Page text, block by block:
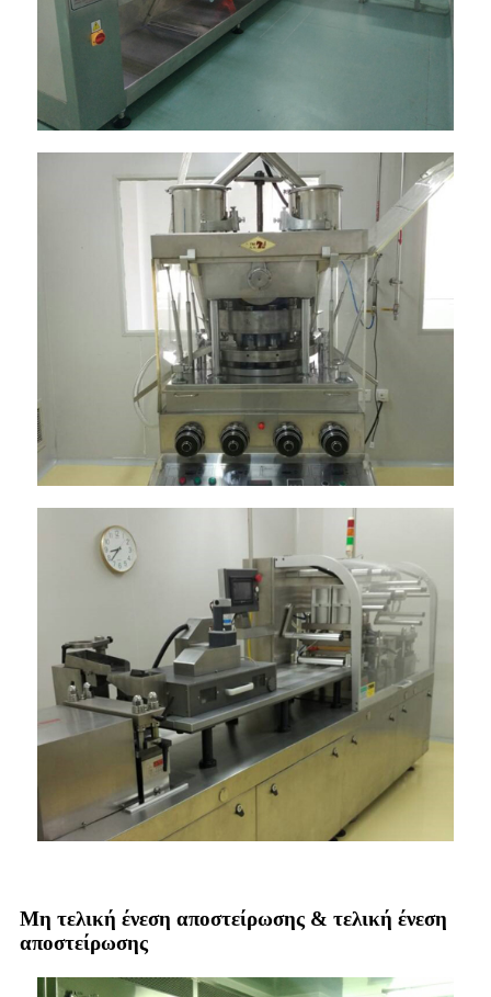
Μη τελική ένεση αποστείρωσης & τελική ένεση
αποστείρωσης